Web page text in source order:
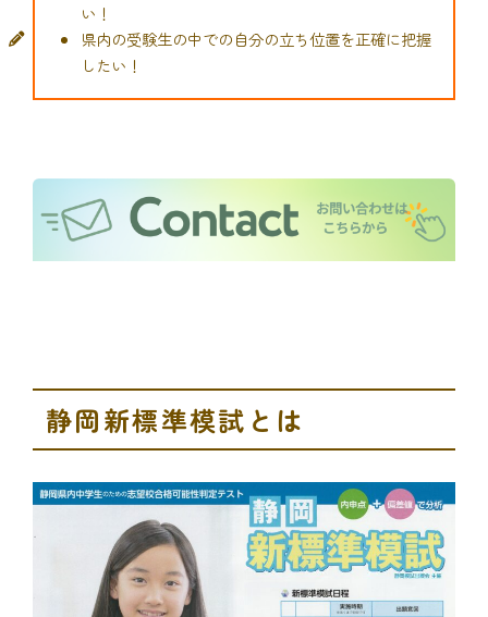
い！
県内の受験生の中での自分の立ち位置を正確に把握
したい！
静岡新標準模試とは